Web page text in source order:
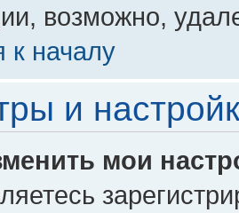
возможно,
к началу
и
мои